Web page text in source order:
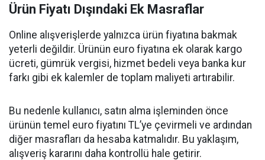
Ürün Fiyatı Dışındaki Ek Masraflar
Online alışverişlerde yalnızca ürün fiyatına bakmak
yeterli değildir. Ürünün euro fiyatına ek olarak kargo
ücreti, gümrük vergisi, hizmet bedeli veya banka kur
farkı gibi ek kalemler de toplam maliyeti artırabilir.
Bu nedenle kullanıcı, satın alma işleminden önce
ürünün temel euro fiyatını TL’ye çevirmeli ve ardından
diğer masrafları da hesaba katmalıdır. Bu yaklaşım,
alışveriş kararını daha kontrollü hale getirir.